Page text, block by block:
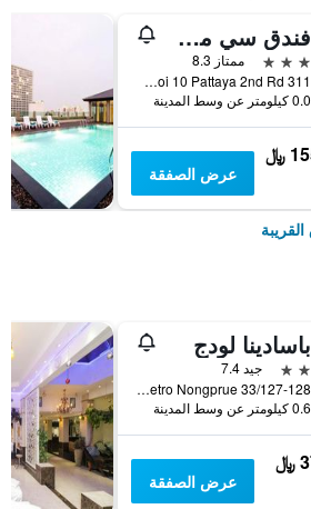
فندق سي مي سبرينغ تو
3 نجوم
ممتاز 8.3
311 Moo 9 Soi 10 Pattaya 2nd Rd, باتايا, تايلاند
0.0 كيلومتر عن وسط المدينة
﷼
عرض الصفقة
باسادينا لودج
2 نجمتين
جيد 7.4
33/127-128 Moo 10 Soi Lk Metro Nongprue, باتايا, تايلاند
0.6 كيلومتر عن وسط المدينة
﷼
عرض الصفقة